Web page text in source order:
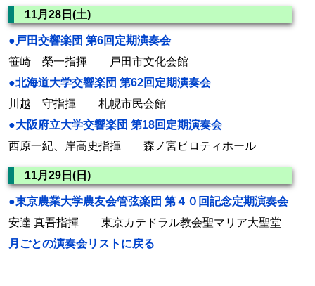
11月28日(土)
●戸田交響楽団 第6回定期演奏会
笹崎 榮一指揮 戸田市文化会館
●北海道大学交響楽団 第62回定期演奏会
川越 守指揮 札幌市民会館
●大阪府立大学交響楽団 第18回定期演奏会
西原一紀、岸高史指揮 森ノ宮ピロティホール
11月29日(日)
●東京農業大学農友会管弦楽団 第４０回記念定期演奏会
安達 真吾指揮 東京カテドラル教会聖マリア大聖堂
月ごとの演奏会リストに戻る